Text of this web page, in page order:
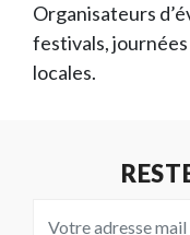
Organisateurs
festivals,
locales.